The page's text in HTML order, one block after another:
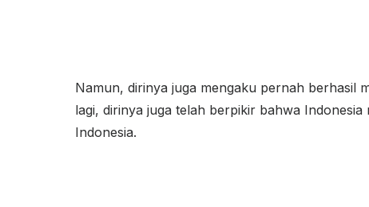
Namun, dirinya juga mengaku pernah berhasil
lagi, dirinya juga telah berpikir bahwa
Indonesia.